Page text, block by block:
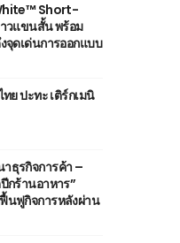
Short-
วแขนสั้น พร้อม
จุดเด่นการออกแบบ
ย ปะทะ เติร์กเมนิ
ธุรกิจการค้า –
กร้านอาหาร”
นฟูกิจการหลังผ่าน